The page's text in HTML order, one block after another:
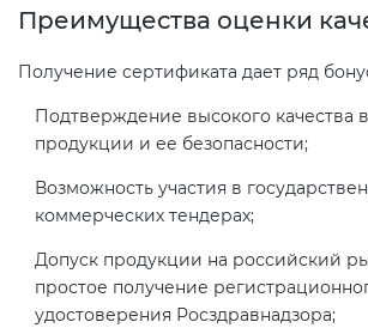
Преимущества оценки
Получение сертификата дает ряд
Подтверждение высокого качества
продукции и ее безопасности;
Возможность участия в
коммерческих тендерах;
Допуск продукции на российский
простое получение
удостоверения Росздравнадзора;
регламенты